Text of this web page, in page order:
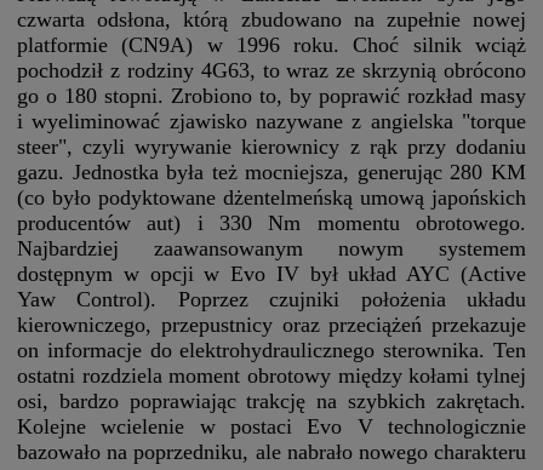
czwarta odsłona, którą zbudowano na zupełnie nowej
platformie (CN9A) w 1996 roku. Choć silnik wciąż
pochodził z rodziny 4G63, to wraz ze skrzynią obrócono
go o 180 stopni. Zrobiono to, by poprawić rozkład masy
i wyeliminować zjawisko nazywane z angielska "torque
steer", czyli wyrywanie kierownicy z rąk przy dodaniu
gazu. Jednostka była też mocniejsza, generując 280 KM
(co było podyktowane dżentelmeńską umową japońskich
producentów aut) i 330 Nm momentu obrotowego.
Najbardziej zaawansowanym nowym systemem
dostępnym w opcji w Evo IV był układ AYC (Active
Yaw Control). Poprzez czujniki położenia układu
kierowniczego, przepustnicy oraz przeciążeń przekazuje
on informacje do elektrohydraulicznego sterownika. Ten
ostatni rozdziela moment obrotowy między kołami tylnej
osi, bardzo poprawiając trakcję na szybkich zakrętach.
Kolejne wcielenie w postaci Evo V technologicznie
bazowało na poprzedniku, ale nabrało nowego charakteru